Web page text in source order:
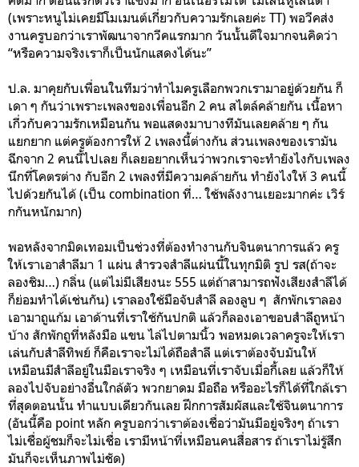
(เพราะหนูไม่เคยมีโมเมนต์เกี่ยวกับความรักเลยค่ะ TT) พอวีคส่ง
งานครูบอกว่าเราพัฒนาจากวีคแรกมาก วันนั้นดีใจมากจนคิดว่า
“หรือความจริงเราก็เป็นนักแสดงได้นะ”
ป.ล. มาคุยกับเพื่อนในทีมว่าทำไมครูเลือกพวกเรามาอยู่ด้วยกัน ก็
เดา ๆ กันว่าเพราะเพลงของเพื่อนอีก 2 คน สไตล์คล้ายกัน เนื้อหา
เกี่วกับความรักเหมือนกัน พอแสดงมาบางทีมันเลยคล้าย ๆ กัน
แยกยาก แต่ครูต้องการให้ 2 เพลงนี้ต่างกัน ส่วนเพลงของเรามัน
ฉีกจาก 2 คนนี้ไปเลย ก็เลยอยากเห็นว่าพวกเราจะทำยังไงกับเพลง
นึกที่โคตรต่าง กับอีก 2 เพลงที่มีความคล้ายกัน ทำยังไงให้ 3 คนนี้
ไปด้วยกันได้ (เป็น combination ที่… ใช้พลังงานเยอะมากค่ะ เวิร์
กกันหนักมาก)
พอหลังจากมิดเทอมเป็นช่วงที่ต้องทำงานกับจินตนาการแล้ว ครู
ให้เราเอาสำลีมา 1 แผ่น สำรวจสำลีแผ่นนี้ในทุกมิติ รูป รส(ถ้าจะ
ลองชิม…) กลิ่น (แต่ไม่มีเสียงนะ 555 แต่ถ้าสามารถฟังเสียงสำลีได้
ก็ย่อมทำได้เช่นกัน) เราลองใช้มือจับสำลี ลองลูบ ๆ สักพักเราลอง
เอามาถูแก้ม เอาด้านที่เราใช้กันปกติ แล้วก็ลองเอาขอบสำลีถูหน้า
บ้าง สักพักถูที่หลังมือ แขน ไล่ไปตามนิ้ว พอหมดเวลาครูจะให้เรา
เล่นกับสำลีทิพย์ ก็คือเราจะไม่ได้ถือสำลี แต่เราต้องจับมันให้
เหมือนมีสำลีอยู่ในมือเราจริง ๆ เหมือนที่เราจับเมื่อกี้เลย แล้วก็ให้
ลองไปจับอย่างอื่นใกล้ตัว พวกยาดม มือถือ หรืออะไรก็ได้ที่ใกล้เรา
ที่สุดตอนนั้น ทำแบบเดียวกันเลย ฝึกการสัมผัสและใช้จินตนาการ
(อันนี้คือ point หลัก ครูบอกว่าเราต้องเชื่อว่ามันมีอยู่จริงๆ ถ้าเรา
ไม่เชื่อผู้ชมก็จะไม่เชื่อ เรามีหน้าที่เหมือนคนสื่อสาร ถ้าเราไม่รู้สึก
มันก็จะเห็นภาพไม่ชัด)